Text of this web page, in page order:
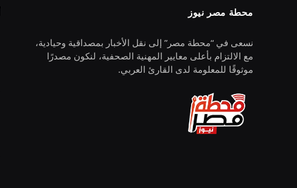
محطة مصر نيوز
نسعى في “محطة مصر” إلى نقل الأخبار بمصداقية وحيادية،
مع الالتزام بأعلى معايير المهنية الصحفية، لنكون مصدرًا
موثوقًا للمعلومة لدى القارئ العربي.